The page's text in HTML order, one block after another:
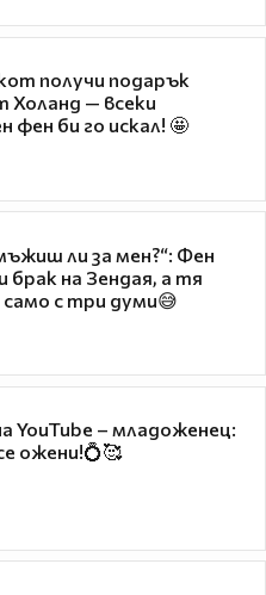
получи подарък
Холанд — всеки
фен би го искал! 🤩
ли за мен?“: Фен
брак на Зендая, а тя
с три думи😅
YouTube – младоженец:
ожени!💍🥰